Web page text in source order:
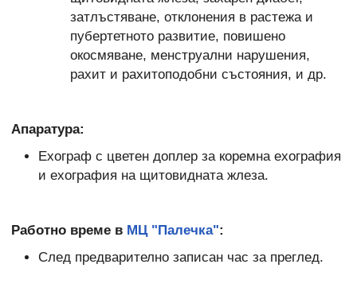
затлъстяване, отклонения в растежа и
пубертетното развитие, повишено
окосмяване, менструални нарушения,
рахит и рахитоподобни състояния, и др.
Апаратура:
Ехограф с цветен доплер за коремна ехография
и ехография на щитовидната жлеза.
Работно време в МЦ "Палечка":
След предварително записан час за преглед.